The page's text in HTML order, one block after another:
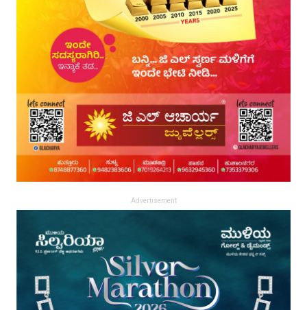
Advertisement